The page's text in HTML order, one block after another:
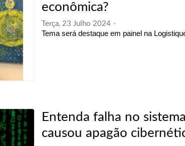
econômica?
Terça, 23 Julho 2024
Tema será destaque em painel na
Entenda falha no
causou apagão